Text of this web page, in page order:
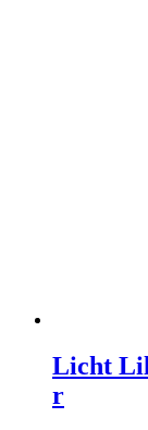
Licht
r